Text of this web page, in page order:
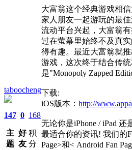
taboocheng
147
主
题
0
好
友
168
积
分
大富翁这个经典游戏相
家人朋友一起游玩的最
流动平台兴起，大富翁有
过在萤幕里始终不及真
得有趣。最近大富翁就
游戏，这次终于结合传
是"Monopoly Zapped
下载:
iOS版本： http://
无论你是iPhone / iPad
最适合你的资讯! 我们的
Page>和< Android Fan